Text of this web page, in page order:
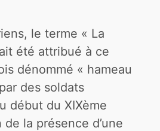
le terme « La
été attribué à ce
dénommé « hameau
des soldats
début du XIXème
la présence d’une